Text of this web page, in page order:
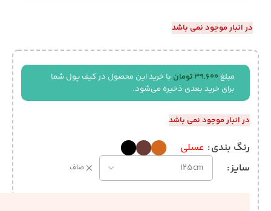
در انبار موجود نمی باشد
مبلغ 39,600 تومان با خرید این محصول در کیف پول شما
برای خرید بعدی ذخیره می‌شود.
در انبار موجود نمی باشد
رنگ بندی عسلی
سایز
صاف